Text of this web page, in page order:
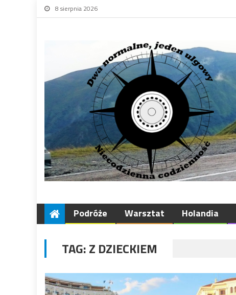
8 sierpnia 2026
Podróże Warsztat Holandia
TAG:Z DZIECKIEM